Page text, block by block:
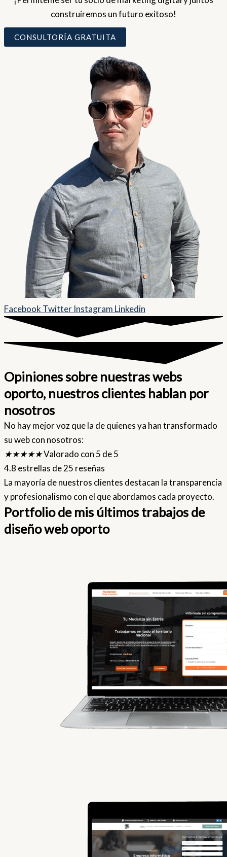
construiremos un futuro exitoso!
CONSULTORÍA GRATUITA
Facebook Twitter Instagram Linkedin
Opiniones sobre nuestras webs
oporto, nuestros clientes hablan por
nosotros
No hay mejor voz que la de quienes ya han transformado
su web con nosotros:
★★★★★Valorado con 5 de 5
4.8 estrellas de 25 reseñas
La mayoría de nuestros clientes destacan la transparencia
y profesionalismo con el que abordamos cada proyecto.
Portfolio de mis últimos trabajos de
diseño web oporto